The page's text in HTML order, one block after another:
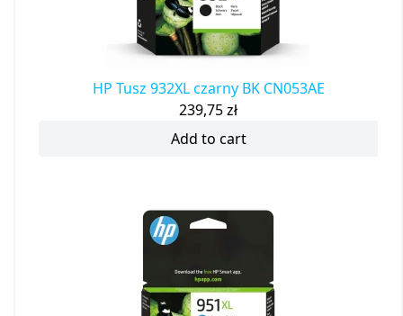
HP Tusz 932XL czarny BK CN053AE
239,75zł
Add to cart